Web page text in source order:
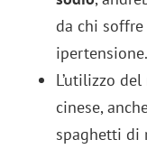
da chi
ipertensione.
L’utilizzo del
cinese,
spaghetti di